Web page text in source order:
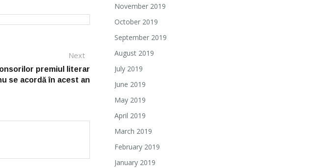
Next
premiul literar
se acordă în acest an
November 2019
October 2019
September 2019
August 2019
July 2019
June 2019
May 2019
April 2019
March 2019
February 2019
January 2019